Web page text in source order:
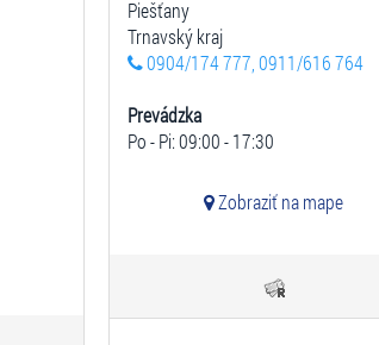
Piešťany
Trnavský kraj
0904/174 777, 0911/616 764
Prevádzka
Po - Pi: 09:00 - 17:30
Zobraziť na mape